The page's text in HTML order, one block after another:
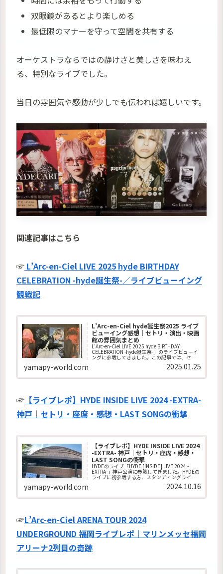
双眼鏡があるとより楽しめる
最低限のマナーを守って空間を共有する
オーケストラならではの静けさと美しさを味わえ
る、特別なライブでした。
当日の雰囲気や感動が少しでも伝われば嬉しいです。
関連記事はこちら
☞ L’Arc-en-Ciel LIVE 2025 hyde BIRTHDAY
CELEBRATION -hyde誕生祭-／ライブビューイング
観戦記
L’Arc-en-Ciel hyde誕生祭2025 ライブ
ビューイング感想｜セトリ・演出・映画
館の雰囲気まとめ
L’Arc-en-Ciel LIVE 2025 hyde BIRTHDAY
CELEBRATION -hyde誕生祭-」のライブビューイ
ングに参戦してきました。この記事では、セッ
トリスト、ライブビューイングの雰囲気、実際
に観て感じたリアルな感想を、できるだけ臨場
yamapy-world.com 2025.01.25
☞ 【ライブレポ】HYDE INSIDE LIVE 2024 -EXTRA-
神戸｜セトリ・座席・感想・LAST SONGの衝撃
【ライブレポ】HYDE INSIDE LIVE 2024
-EXTRA- 神戸｜セトリ・座席・感想・
LAST SONGの衝撃
HYDEのライブ「HYDE [INSIDE] LIVE 2024 -
EXTRA-」神戸公演に参戦してきました。HYDEの
ライブに初参戦する方、スタンディングライブ
の雰囲気やしんどさが気になる方、セトリや実
際の感想を知りたい方に向けて、神戸公演1日目
yamapy-world.com 2024.10.16
☞L’Arc-en-Ciel ARENA TOUR 2024
UNDERGROUND 福岡ライブレポ｜マリンメッセ福岡
アリーナ2列目の奇跡